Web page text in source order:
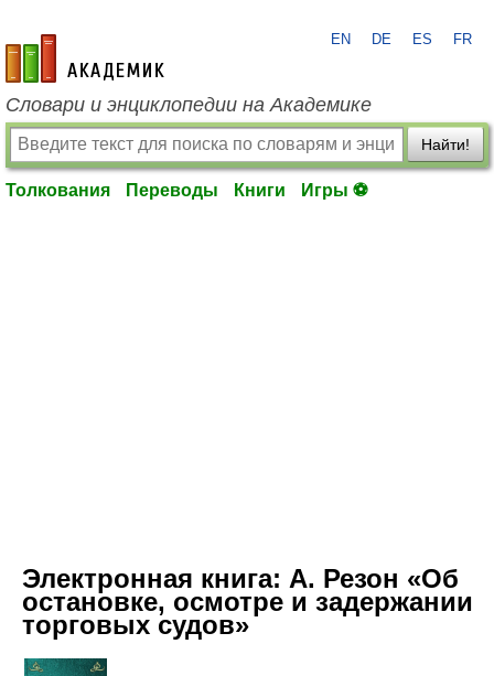
academic.ru
EN DE ES FR
Словари и энциклопедии на Академике
Найти!
Толкования Переводы Книги Игры ⚽
Электронная книга: А. Резон «Об
остановке, осмотре и задержании
торговых судов»